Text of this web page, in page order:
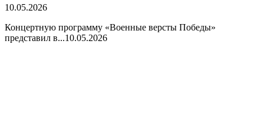
10.05.2026
Концертную программу «Военные версты Победы»
представил в...10.05.2026